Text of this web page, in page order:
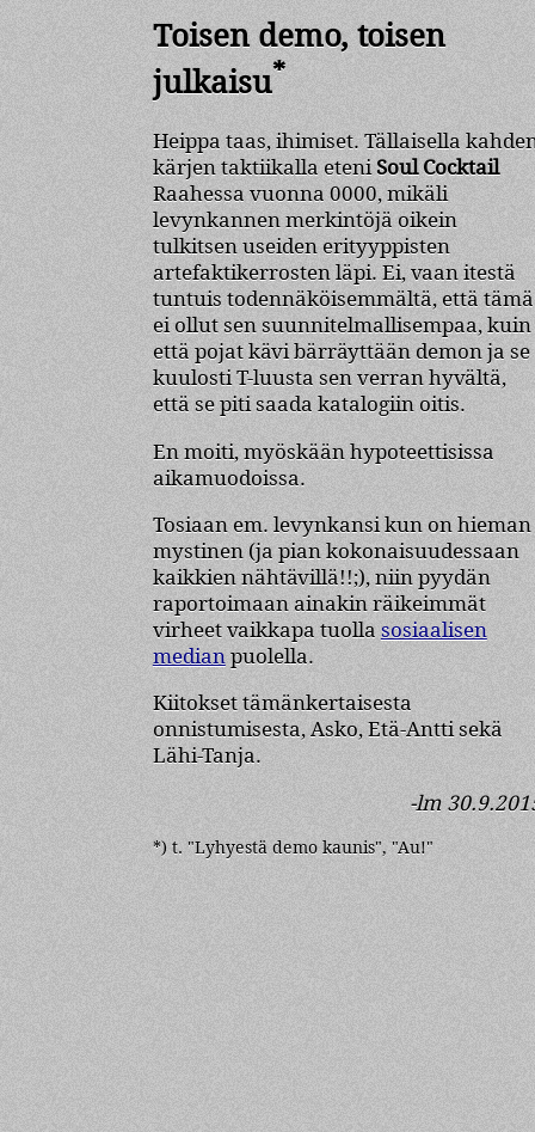
Toisen demo, toisen
julkaisu*
Heippa taas, ihimiset. Tällaisella
kärjen taktiikalla eteniSoul Cocktail
Raahessa vuonna 0000, mikäli
levynkannen merkintöjä oikein
tulkitsen useiden erityyppisten
artefaktikerrosten läpi. Ei, vaan itestä
tuntuis todennäköisemmältä, että tämä
ei ollut sen suunnitelmallisempaa, kuin
että pojat kävi bärräyttään demon ja se
kuulosti T-luusta sen verran hyvältä,
että se piti saada katalogiin oitis.
En moiti, myöskään hypoteettisissa
aikamuodoissa.
Tosiaan em. levynkansi kun on hieman
mystinen (ja pian kokonaisuudessaan
kaikkien nähtävillä!!;), niin pyydän
raportoimaan ainakin räikeimmät
virheet vaikkapa tuolla sosiaalisen
medianpuolella.
Kiitokset tämänkertaisesta
onnistumisesta, Asko, Etä-Antti sekä
Lähi-Tanja.
-lm
*) t. "Lyhyestä demo kaunis", "Au!"